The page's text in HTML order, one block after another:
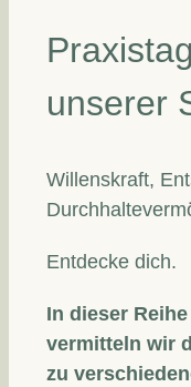
unserer
Willenskraft,
Entdecke dich.
In dieser
vermitteln wir
zu